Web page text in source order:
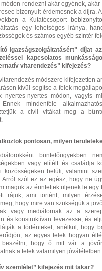
rendezni akár egyének,
bizonyult érdemesnek a díjra.
a Kutatócsoport
egy lehetséges iránya,
és számos egyéb színtér
Igazságszolgáltatásért” díjat
kapcsolatos
vitarendezés” kifejezés?
módszere kifejezetten
kívül segítse a felek
nyertes-nyertes módon, vagyis
Ennek mindenféle
a civil vitákat meg a
pontosan, milyen
büntetőügyekben
vagy elítélt és családja
közösségeken belüli, valamint
Arról szól ez az egész, hogy ne
maguk az érintettek üljenek le
rájuk, ami történt, milyen
hogy mire van szükségük a
vagy mediátornak az a
és konstruktívan levezesse, és
a történteket, anélkül, hogy
az egyes felek hogyan
hogy ő mit vár a
a felek valamilyen
szemlélet” kifejezés mit takar?